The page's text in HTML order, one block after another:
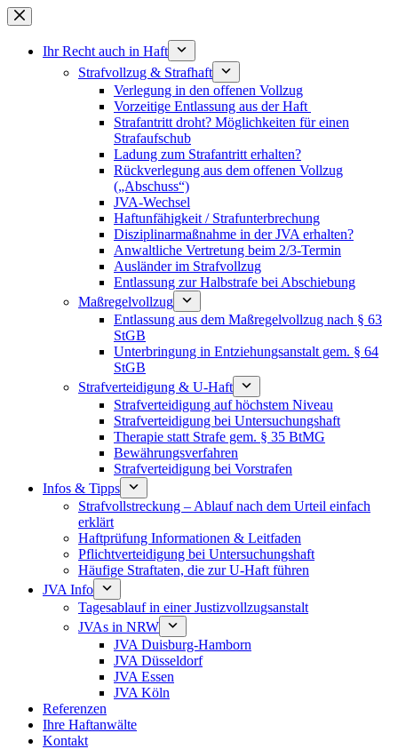
Zum
Inhalt
springenIhr Recht auch in Haft
Strafvollzug & Strafhaft
Verlegung in den offenen Vollzug
Vorzeitige Entlassung aus der Haft
Strafantritt droht? Möglichkeiten für einen
Strafaufschub
Ladung zum Strafantritt erhalten?
Rückverlegung aus dem offenen Vollzug
(„Abschuss“)
JVA-Wechsel
Haftunfähigkeit / Strafunterbrechung
Disziplinarmaßnahme in der JVA erhalten?
Anwaltliche Vertretung beim 2/3-Termin
Ausländer im Strafvollzug
Entlassung zur Halbstrafe bei Abschiebung
Maßregelvollzug
Entlassung aus dem Maßregelvollzug nach § 63
StGB
Unterbringung in Entziehungsanstalt gem. § 64
StGB
Strafverteidigung & U-Haft
Strafverteidigung auf höchstem Niveau
Strafverteidigung bei Untersuchungshaft
Therapie statt Strafe gem. § 35 BtMG
Bewährungsverfahren
Strafverteidigung bei Vorstrafen
Infos & Tipps
Strafvollstreckung – Ablauf nach dem Urteil einfach
erklärt
Haftprüfung Informationen & Leitfaden
Pflichtverteidigung bei Untersuchungshaft
Häufige Straftaten, die zur U-Haft führen
JVA Info
Tagesablauf in einer Justizvollzugsanstalt
JVAs in NRW
JVA Duisburg-Hamborn
JVA Düsseldorf
JVA Essen
JVA Köln
Referenzen
Ihre Haftanwälte
Kontakt